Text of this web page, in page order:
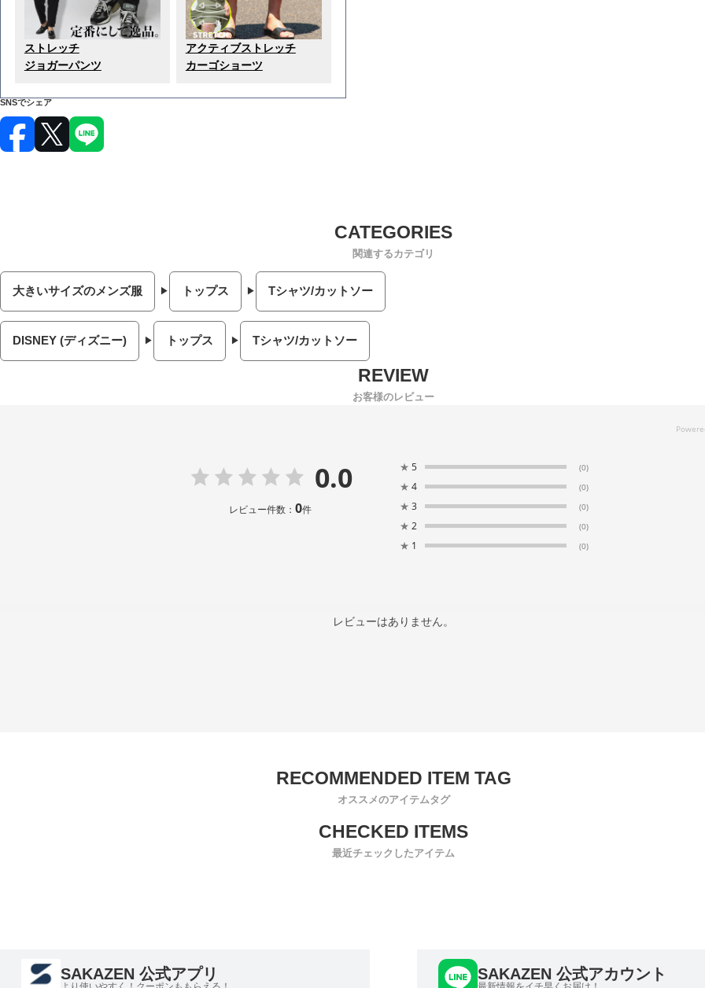
ストレッチ
ジョガーパンツ
アクティブストレッチ
カーゴショーツ
SNSでシェア
関連するカテゴリ
大きいサイズのメンズ服 トップス Tシャツ/カットソー
DISNEY (ディズニー) トップス Tシャツ/カットソー
お客様のレビュー
0.0
レビュー件数： 0件
★ 5 (0)
★ 4 (0)
★ 3 (0)
★ 2 (0)
★ 1 (0)
レビューはありません。
オススメのアイテムタグ
最近チェックしたアイテム
SAKAZEN 公式アプリ SAKAZEN 公式アカウント